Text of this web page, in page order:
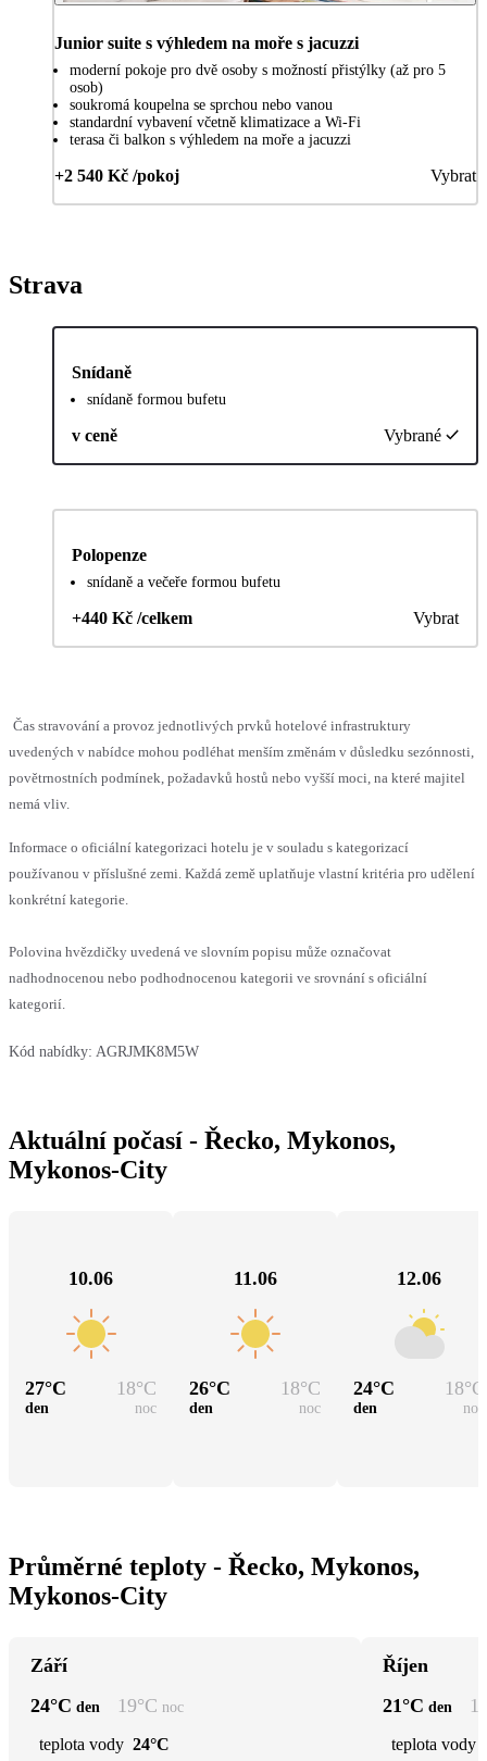
Junior suite s výhledem na moře s jacuzzi
moderní pokoje pro dvě osoby s možností přistýlky (až pro 5
osob)
soukromá koupelna se sprchou nebo vanou
standardní vybavení včetně klimatizace a Wi-Fi
terasa či balkon s výhledem na moře a jacuzzi
+2 540 Kč /pokoj Vybrat
Strava
Snídaně
snídaně formou bufetu
v ceně Vybrané
Polopenze
snídaně a večeře formou bufetu
+440 Kč /celkem Vybrat
Čas stravování a provoz jednotlivých prvků hotelové infrastruktury
uvedených v nabídce mohou podléhat menším změnám v důsledku sezónnosti,
povětrnostních podmínek, požadavků hostů nebo vyšší moci, na které majitel
nemá vliv.
Informace o oficiální kategorizaci hotelu je v souladu s kategorizací
používanou v příslušné zemi. Každá země uplatňuje vlastní kritéria pro udělení
konkrétní kategorie.
Polovina hvězdičky uvedená ve slovním popisu může označovat
nadhodnocenou nebo podhodnocenou kategorii ve srovnání s oficiální
kategorií.
Kód nabídky: AGRJMK8M5W
Aktuální počasí - Řecko, Mykonos,
Mykonos-City
10.06
27°C 18°C
den noc
11.06
26°C 18°C
den noc
12.06
24°C 18°C
den noc
Průměrné teploty - Řecko, Mykonos,
Mykonos-City
Září
24°C den 19°C noc
teplota vody 24°C
Říjen
21°C den
teplota vody